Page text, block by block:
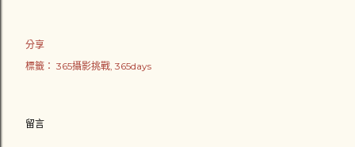
分享
標籤： 365攝影挑戰 365days
留言